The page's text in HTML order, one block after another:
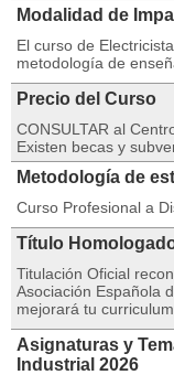
Modalidad de
El curso de
metodología de
Precio del Curso
CONSULTAR al
Existen becas y
Metodología de
Curso Profesional a
Título
Titulación Oficial
Asociación Española
mejorará tu
Asignaturas y
Industrial 2026